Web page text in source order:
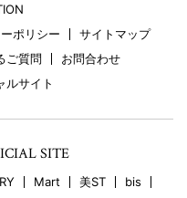
ポリシー
サイトマップ
ご質問
お問合わせ
ルサイト
SITE
Mart 美ST
bis